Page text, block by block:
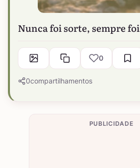
Nunca foi sorte, sempre
0
0compartilhamentos
PUBLICIDADE